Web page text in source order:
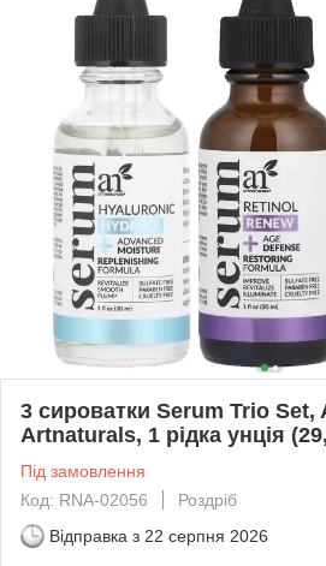
3 сироватки Serum Trio Set,
Artnaturals, 1 рідка унція
Під замовлення
Код: RNA-02056
Роздріб
Відправка з 22 серпня 2026